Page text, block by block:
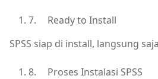
7.
Ready to Install
SPSS siap di install, langsung
8.
Proses Instalasi SPSS